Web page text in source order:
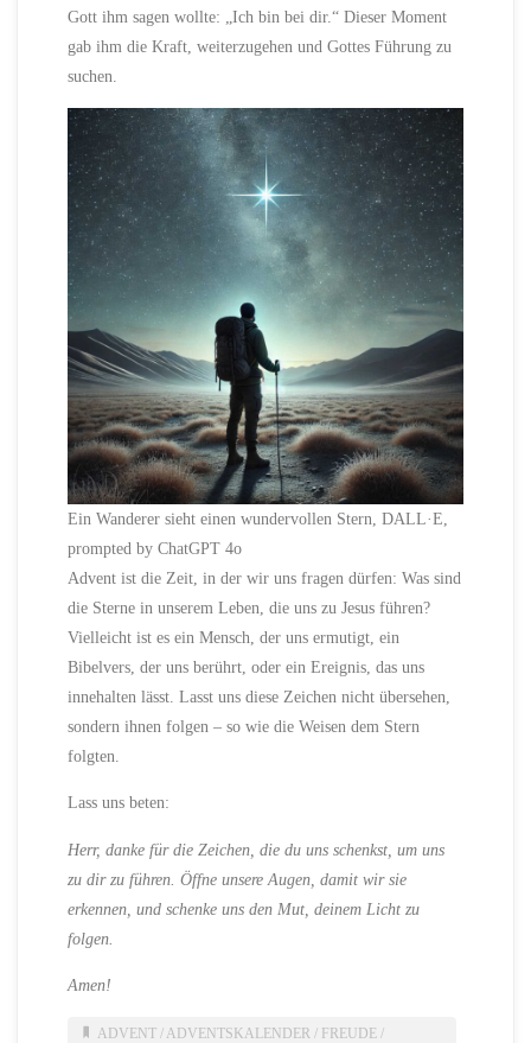
Gott ihm sagen wollte: „Ich bin bei dir.“ Dieser Moment
gab ihm die Kraft, weiterzugehen und Gottes Führung zu
suchen.
Ein Wanderer sieht einen wundervollen Stern, DALL·E,
prompted by ChatGPT 4o
Advent ist die Zeit, in der wir uns fragen dürfen: Was sind
die Sterne in unserem Leben, die uns zu Jesus führen?
Vielleicht ist es ein Mensch, der uns ermutigt, ein
Bibelvers, der uns berührt, oder ein Ereignis, das uns
innehalten lässt. Lasst uns diese Zeichen nicht übersehen,
sondern ihnen folgen – so wie die Weisen dem Stern
folgten.
Lass uns beten:
Herr, danke für die Zeichen, die du uns schenkst, um uns
zu dir zu führen. Öffne unsere Augen, damit wir sie
erkennen, und schenke uns den Mut, deinem Licht zu
folgen.
Amen!
ADVENT / ADVENTSKALENDER / FREUDE/